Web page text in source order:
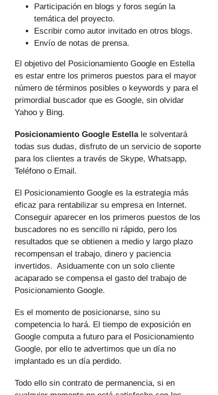
Participación en blogs y foros según la
temática del proyecto.
Escribir como autor invitado en otros blogs.
Envío de notas de prensa.
El objetivo del Posicionamiento Google en Estella
es estar entre los primeros puestos para el mayor
número de tér­minos posibles o keywords y para el
primordial buscador que es Google, sin olvidar
Yahoo y Bing.
Posicionamiento Google Estellale solventará
todas sus dudas, disfruto de un servicio de soporte
para los clientes a través de Skype, Whatsapp,
Teléfono o Email.
El Posicionamiento Google es la estrategia más
eficaz para rentabilizar su empresa en Internet.
Conseguir aparecer en los primeros puestos de los
buscadores no es sencillo ni rápido, pero los
resultados que se obtienen a medio y largo plazo
recompensan el trabajo, dinero y paciencia
invertidos. Asiduamente con un solo cliente
acaparado se compensa el gasto del trabajo de
Posicionamiento Google.
Es el momento de posicionarse, sino su
competencia lo hará. El tiempo de exposición en
Google computa a futuro para el Posicionamiento
Google, por ello te advertimos que un día no
implantado es un día perdido.
Todo ello sin contrato de permanencia, si en